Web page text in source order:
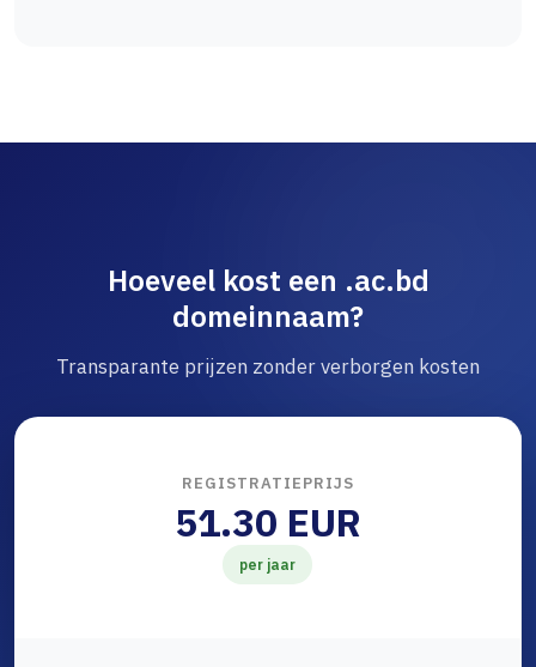
Hoeveel kost een .ac.bd
domeinnaam?
Transparante prijzen zonder verborgen kosten
REGISTRATIEPRIJS
51.30 EUR
per jaar